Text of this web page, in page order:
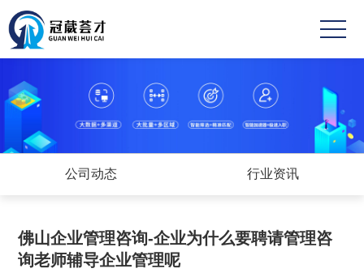
首
关
于
成
公司动态 行业资讯
佛山企业管理咨询-企业为什么要聘请管理咨
询老师辅导企业管理呢